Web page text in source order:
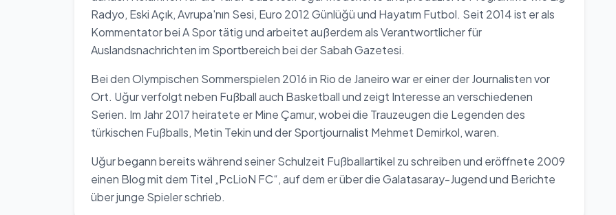
Radyo, Eski Açık, Avrupa'nın Sesi, Euro 2012 Günlüğü und Hayatım Futbol. Seit 2014 ist er als
Kommentator bei A Spor tätig und arbeitet außerdem als Verantwortlicher für
Auslandsnachrichten im Sportbereich bei der Sabah Gazetesi.
Bei den Olympischen Sommerspielen 2016 in Rio de Janeiro war er einer der Journalisten vor
Ort. Uğur verfolgt neben Fußball auch Basketball und zeigt Interesse an verschiedenen
Serien. Im Jahr 2017 heiratete er Mine Çamur, wobei die Trauzeugen die Legenden des
türkischen Fußballs, Metin Tekin und der Sportjournalist Mehmet Demirkol, waren.
Uğur begann bereits während seiner Schulzeit Fußballartikel zu schreiben und eröffnete 2009
einen Blog mit dem Titel „PcLioN FC“, auf dem er über die Galatasaray-Jugend und Berichte
über junge Spieler schrieb.